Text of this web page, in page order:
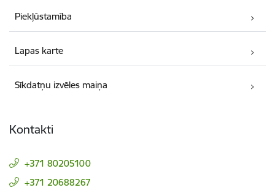
Piekļūstamība
Lapas karte
Sīkdatņu izvēles maiņa
Kontakti
+371 80205100
+371 20688267